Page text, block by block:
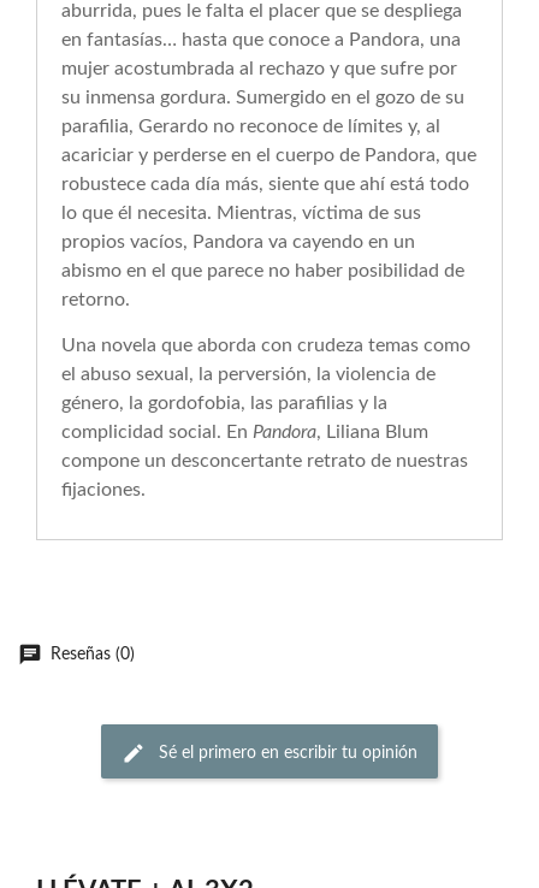
aburrida, pues le falta el placer que se despliega
en fantasías… hasta que co­noce a Pandora, una
mujer acostumbrada al rechazo y que sufre por
su inmensa gordura. Sumergido en el gozo de su
parafilia, Gerardo no reconoce de límites y, al
acariciar y perderse en el cuerpo de Pandora, que
robustece cada día más, siente que ahí está todo
lo que él necesita. Mientras, víctima de sus
propios vacíos, Pandora va cayendo en un
abismo en el que parece no haber posibilidad de
retorno.
Una novela que aborda con crudeza temas como
el abu­so sexual, la perversión, la violencia de
género, la gordofobia, las parafilias y la
complicidad social. En Pandora, Liliana Blum
compone un desconcertante retrato de nuestras
fijaciones.
Reseñas (0)
Sé el primero en escribir tu opinión